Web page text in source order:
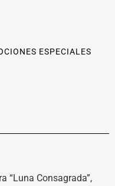
ESPECIALES
“Luna Consagrada”,